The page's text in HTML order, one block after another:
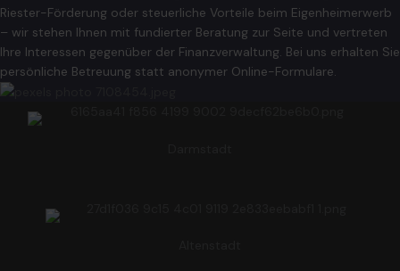
Riester-Förderung oder steuerliche Vorteile beim Eigenheimerwerb
– wir stehen Ihnen mit fundierter Beratung zur Seite und vertreten
Ihre Interessen gegenüber der Finanzverwaltung. Bei uns erhalten Sie
persönliche Betreuung statt anonymer Online-Formulare.